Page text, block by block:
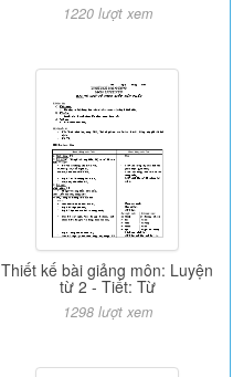
1220 lượt xem
Thiết kế bài giảng môn: Luyện
từ 2 - Tiết: Từ
1298 lượt xem